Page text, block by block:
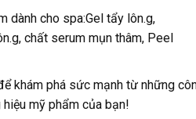
dành cho spa:Gel tẩy lôn.g,
chất serum mụn thâm, Peel
khám phá sức mạnh từ những
mỹ phẩm của bạn!